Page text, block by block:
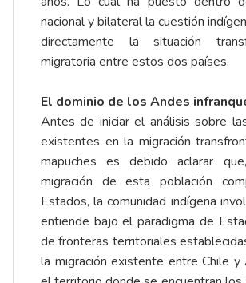
nacional y bilateral la cuestión
directamente la situación
migratoria entre estos dos países.
El dominio de los Andes
Antes de iniciar el análisis sobre
existentes en la migración
mapuches es debido aclarar
migración de esta población
Estados, la comunidad indígena
entiende bajo el paradigma de
de fronteras territoriales
la migración existente entre Chile y